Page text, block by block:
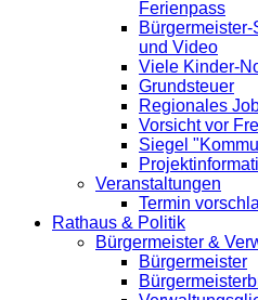
Ferienpass
und Video
Viele Kinder-
Grundsteuer
Regionales
Vorsicht vor
Siegel
Veranstaltungen
Termin
Rathaus & Politik
Bürgermeister &
Bürgermeister